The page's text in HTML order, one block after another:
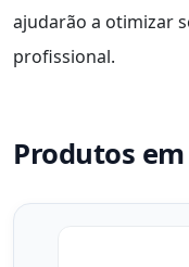
ajudarão a otimizar
profissional.
Produtos